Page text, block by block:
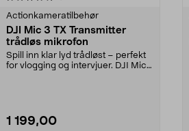
Actionkameratilbehør
DJI Mic 3 TX Transmitter
trådløs mikrofon
Spill inn klar lyd trådløst – perfekt
for vlogging og intervjuer. DJI Mic
1 199,00